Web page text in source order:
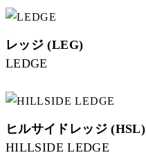
レッジ (LEG)
LEDGE
ヒルサイドレッジ (HSL)
HILLSIDE LEDGE